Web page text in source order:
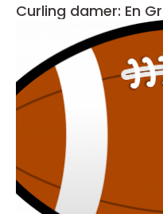
Curling damer: En